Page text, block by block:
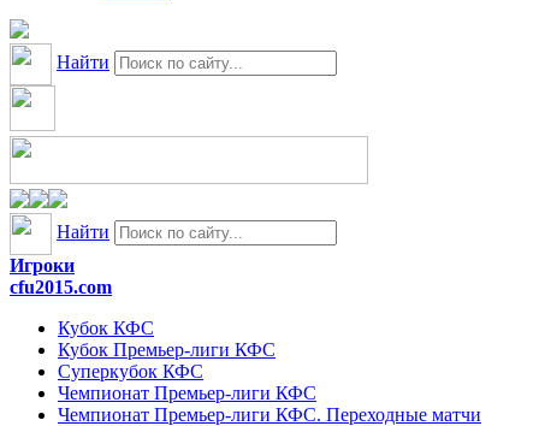
Найти
Найти
Игроки
cfu2015.com
Кубок КФС
Кубок Премьер-лиги КФС
Суперкубок КФС
Чемпионат Премьер-лиги КФС
Чемпионат Премьер-лиги КФС. Переходные матчи